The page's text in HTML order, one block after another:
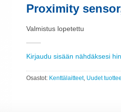
Proximity
Valmistus lopetettu
Kirjaudu sisään nähdäksesi
Osastot: Kenttälaitteet, Uudet